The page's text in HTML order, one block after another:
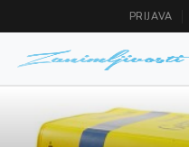
PRIJAVA